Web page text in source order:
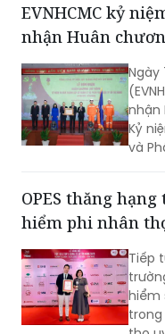
EVNHCMC kỷ
nhận Huân
Ngày
nhận
Kỷ
và
OPES thăng
hiểm phi nhân
Tiếp
hiểm
trong